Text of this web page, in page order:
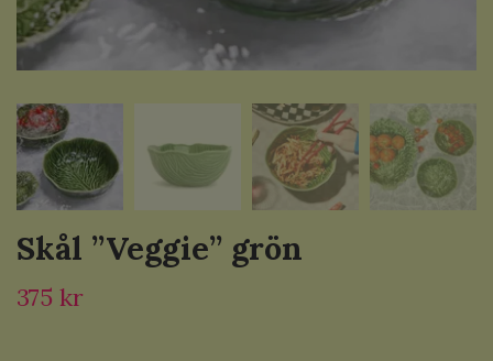
Skål ”Veggie” grön
375 kr